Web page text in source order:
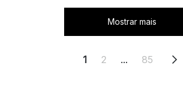
Mostrar mais
1 2 ... 85